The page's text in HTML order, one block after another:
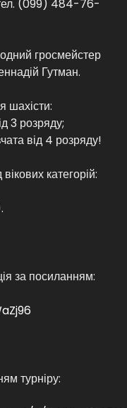
(099) 484-76-
гросмейстер
Гутман.
шахісти:
3 розряду;
від 4 розряду!
категорій:
за посиланням:
турніру: